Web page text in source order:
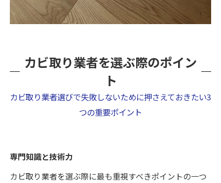
カビ取り業者を選ぶ際のポイン
ト
カビ取り業者選びで失敗しないために押さえておきたい3
つの重要ポイント
専門知識と技術力
カビ取り業者を選ぶ際に最も重視すべきポイントの一つ